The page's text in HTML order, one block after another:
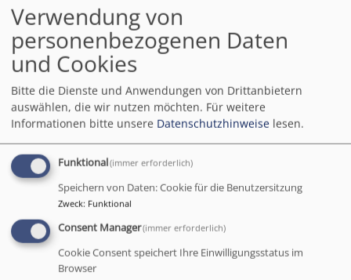
Startseite Erntedankgaben für die Tafel Hauzenberg
Erntedankgaben für
die Tafel Hauzenberg
vergangenen Jahr haben
Gaben an die Tafel
Hauzenberg überreicht.
Verwendung von
personenbezogenen Daten
und Cookies
Bitte die Dienste und Anwendungen von Drittanbietern
auswählen, die wir nutzen möchten. Für weitere
Informationen bitte unsere Datenschutzhinweise lesen.
Funktional(immer erforderlich)
Speichern von Daten: Cookie für die Benutzersitzung
Zweck: Funktional
Consent Manager(immer erforderlich)
Cookie Consent speichert Ihre Einwilligungsstatus im
Browser